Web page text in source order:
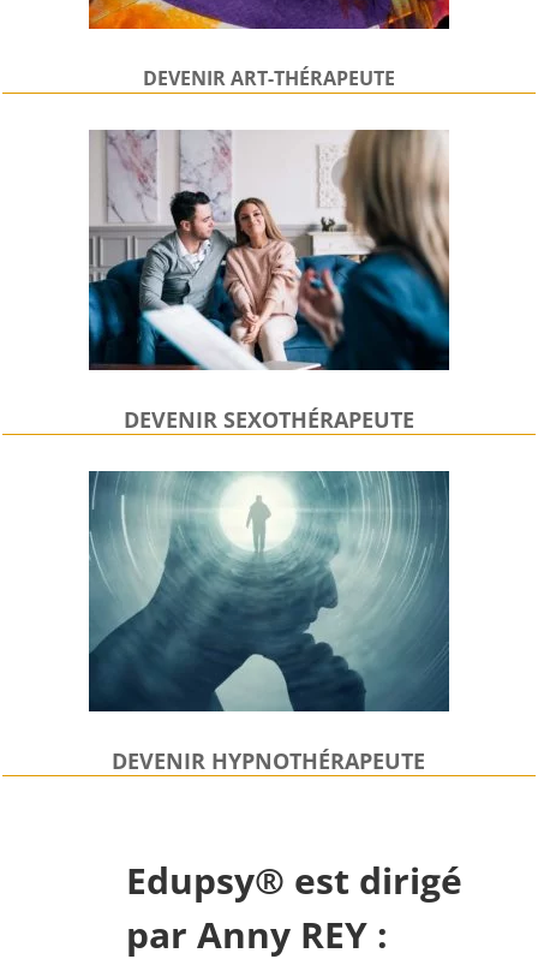
DEVENIRART-THÉRAPEUTE
DEVENIR SEXOTHÉRAPEUTE
DEVENIR HYPNOTHÉRAPEUTE
Edupsy® est dirigé
par Anny REY :